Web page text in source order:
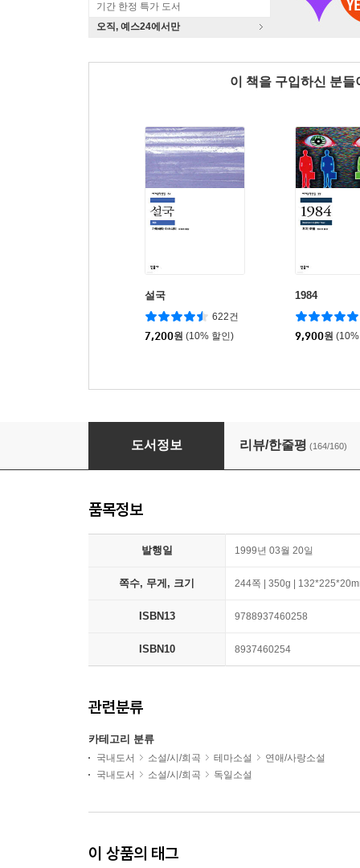
기간 한정 특가 도서
오직, 예스24에서만
이 책을 구입하신 분
설국
622건
7,200원 (10% 할인)
1984
9,900원
젊은 베르테르의 슬픔
도서정보 리뷰/한줄평 (164/160)
품목정보
발행일 1999년 03월 20일
쪽수, 무게, 크기 244쪽 | 350g |
ISBN13 9788937460258
ISBN10 8937460254
관련분류
카테고리 분류
국내도서 소설/시/희곡 테마소설
연애/사랑소설
국내도서
소설/시/희곡 독일소설
이 상품의 태그